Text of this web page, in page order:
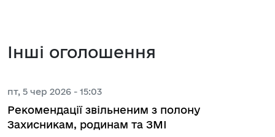
Інші оголошення
пт, 5 чер 2026 - 15:03
Рекомендації звільненим з полону
Захисникам, родинам та ЗМІ